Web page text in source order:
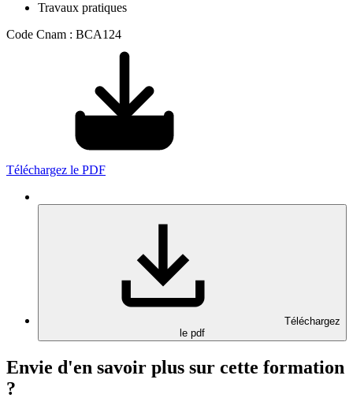
Travaux pratiques
Code Cnam : BCA124
Téléchargez le PDF
Téléchargez
le pdf
Envie d'en savoir plus sur cette formation
?